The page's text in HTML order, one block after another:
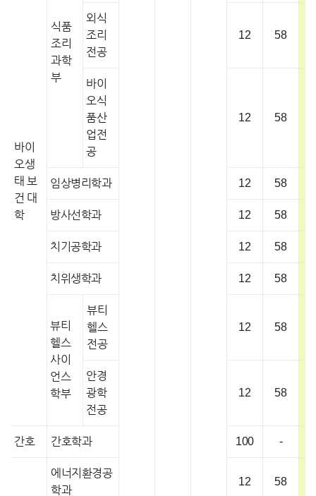
바이
오생
태 보
건 대
학
식품
조리
과학
부
외식
조리
전공
12 58
바이
오식
품산
업전
공
12 58
임상병리학과 12 58
방사선학과 12 58
치기공학과 12 58
치위생학과 12 58
뷰티
헬스
사이
언스
학부
뷰티
헬스
전공
12 58
안경
광학
전공
12 58
간호 간호학과 100 -
에너지환경공
학과
12 58